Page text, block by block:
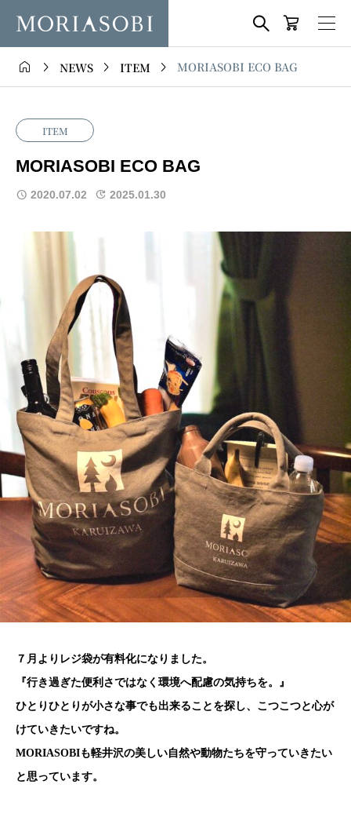

  NEWS  ITEM  MORIASOBI ECO BAG
ITEM
MORIASOBI ECO BAG
2020.07.02 2025.01.30
７月よりレジ袋が有料化になりました。
『行き過ぎた便利さではなく環境へ配慮の気持ちを。』
ひとりひとりが小さな事でも出来ることを探し、こつこつと心が
けていきたいですね。
MORIASOBIも軽井沢の美しい自然や動物たちを守っていきたい
と思っています。